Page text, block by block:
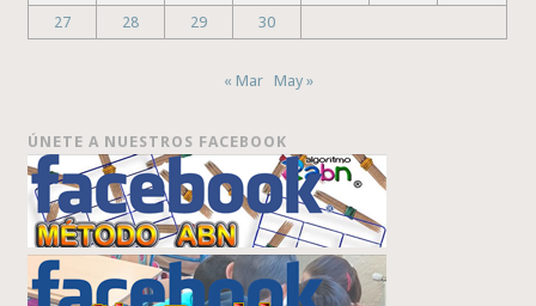
27
28 29 30
« Mar May »
ÚNETE A NUESTROS FACEBOOK